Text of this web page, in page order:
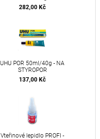
282,00 Kč
UHU POR 50ml/40g - NA
STYROPOR
137,00 Kč
Vteřinové lepidlo PROFI -